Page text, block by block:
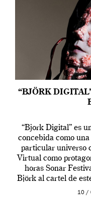
“BJÖRK
“Bjork Digital” es
concebida como
particular universo
Virtual como
horas Sonar
Björk al cartel de
en una de las10 /